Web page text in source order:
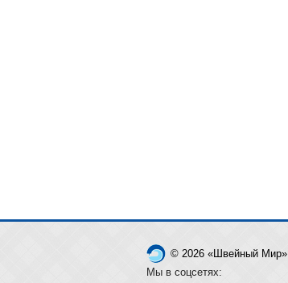
© 2026 «Швейный Мир»
Мы в соцсетях: